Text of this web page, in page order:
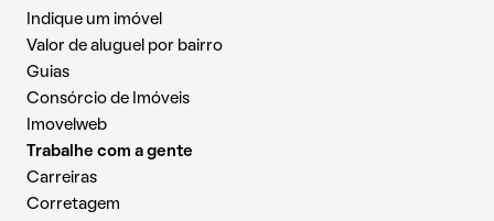
Indique um imóvel
Valor de aluguel por bairro
Guias
Consórcio de Imóveis
Imovelweb
Trabalhe com a gente
Carreiras
Corretagem